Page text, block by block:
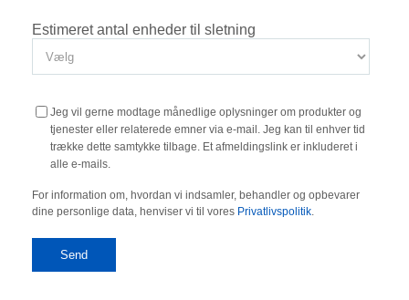
Estimeret antal enheder til sletning
Jeg vil gerne modtage månedlige oplysninger om produkter og
tjenester eller relaterede emner via e-mail. Jeg kan til enhver tid
trække dette samtykke tilbage. Et afmeldingslink er inkluderet i
alle e-mails.
For information om, hvordan vi indsamler, behandler og opbevarer
dine personlige data, henviser vi til vores Privatlivspolitik.